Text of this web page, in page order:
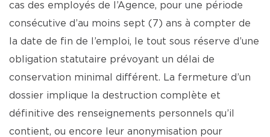
cas des employés de l’Agence, pour une période
consécutive d’au moins sept (7) ans à compter de
la date de fin de l’emploi, le tout sous réserve d’une
obligation statutaire prévoyant un délai de
conservation minimal différent. La fermeture d’un
dossier implique la destruction complète et
définitive des renseignements personnels qu’il
contient, ou encore leur anonymisation pour